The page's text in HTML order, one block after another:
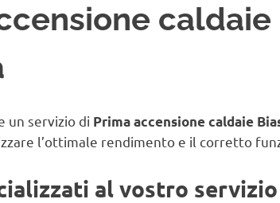
caldaie
un servizio di Prima accensione caldaie
l’ottimale rendimento e il corretto
al vostro